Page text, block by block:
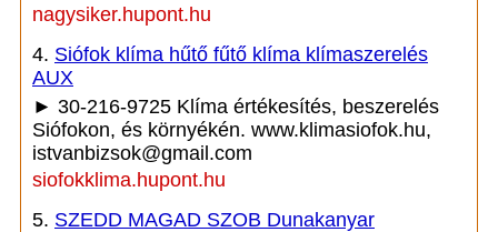
nagysiker.hupont.hu
4. Siófok klíma hűtő fűtő klíma klímaszerelés
AUX
► 30-216-9725 Klíma értékesítés, beszerelés
Siófokon, és környékén. www.klimasiofok.hu,
istvanbizsok@gmail.com
siofokklima.hupont.hu
5. SZEDD MAGAD SZOB Dunakanyar